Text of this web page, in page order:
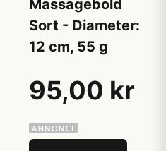
Massagebold
Sort - Diameter:
12 cm, 55 g
95,00 kr